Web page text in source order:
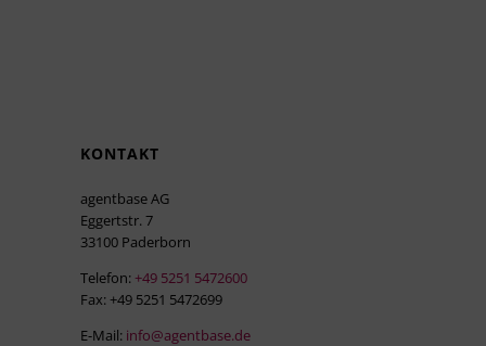
KONTAKT
agentbase AG
Eggertstr. 7
33100 Paderborn
Telefon: +49 5251 5472600
Fax: +49 5251 5472699
E-Mail: info@agentbase.de